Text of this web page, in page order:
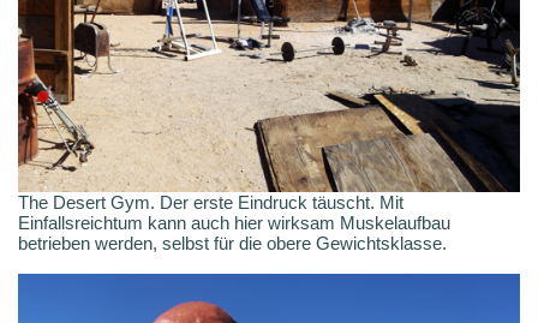
The Desert Gym. Der erste Eindruck täuscht. Mit
Einfallsreichtum kann auch hier wirksam Muskelaufbau
betrieben werden, selbst für die obere Gewichtsklasse.